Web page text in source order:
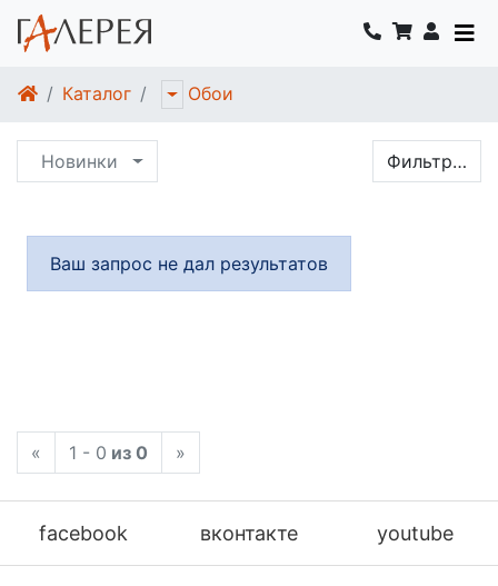
Каталог Обои
Новинки Фильтр…
Ваш запрос не дал результатов
« 1 - 0 из 0 »
facebook вконтакте youtube